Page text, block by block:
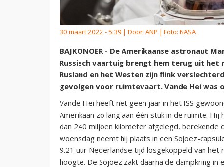
30 maart 2022 - 5:39 | Door: ANP | Foto: NASA
BAJKONOER - De Amerikaanse astronaut
Russisch vaartuig brengt hem terug uit het
Rusland en het Westen zijn flink
gevolgen voor ruimtevaart. Vande Hei was
Vande Hei heeft net geen jaar in het ISS
Amerikaan zo lang aan één stuk in de ruimte.
dan 240 miljoen kilometer afgelegd, berekende
woensdag neemt hij plaats in een Sojoez-
9.21 uur Nederlandse tijd losgekoppeld van
hoogte. De Sojoez zakt daarna de dampkring